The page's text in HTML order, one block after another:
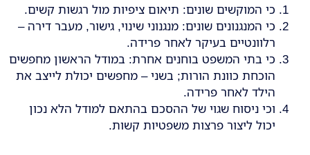
כי המוקשים שונים: תיאום ציפיות מול רגשות קשים.
כי המנגנונים שונים: מנגנוני שינוי, גישור, מעבר דירה –
רלוונטיים בעיקר לאחר פרידה.
כי בתי המשפט בוחנים אחרת: במודל הראשון מחפשים
הוכחת כוונת הורות; בשני – מחפשים יכולת לייצב את
הילד לאחר פרידה.
וכי ניסוח שגוי של ההסכם בהתאם למודל הלא נכון
יכול ליצור פרצות משפטיות קשות.